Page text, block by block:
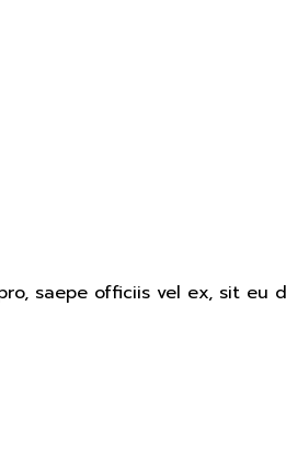
saepe officiis vel ex, sit